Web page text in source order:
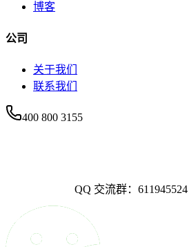
博客
公司
关于我们
联系我们
400 800 3155
QQ 交流群：611945524